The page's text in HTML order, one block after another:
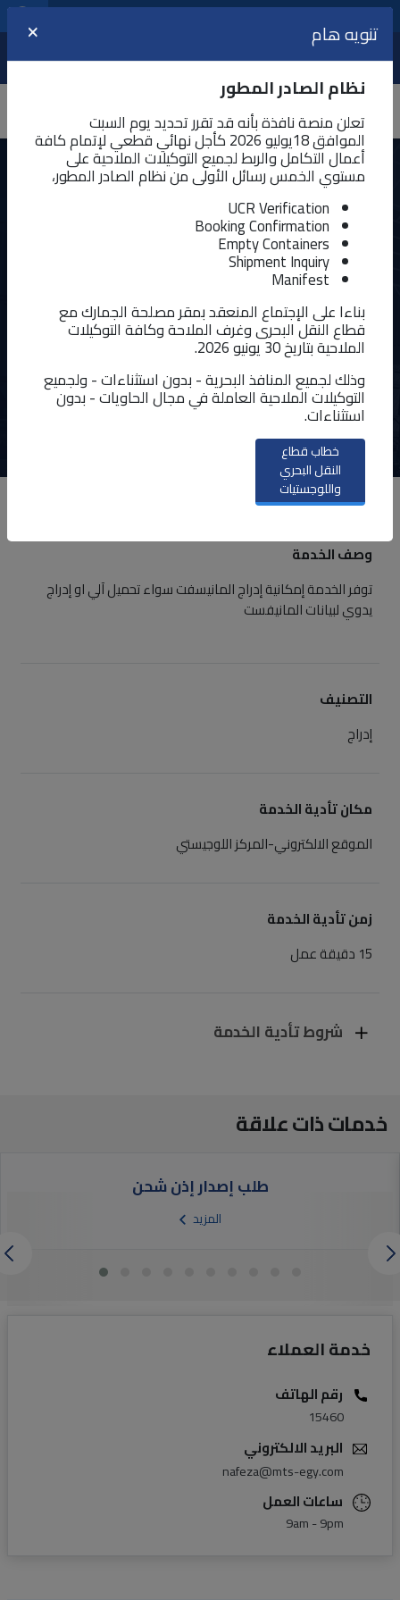
عرض
خدمة تقديم المانيفست
توفر الخدمة إمكانية إدراج المانيسفت سواء تحميل آلي او إدراج يدوي
لبيانات المانيفست
آخر تحديث : ٢٠/٦/٢٠٢٦ - ١١:٤١ ص
نظرة عامة
وصف الخدمة
توفر الخدمة إمكانية إدراج المانيسفت سواء تحميل آلي او إدراج
يدوي لبيانات المانيفست
التصنيف
إدراج
مكان تأدية الخدمة
الموقع الالكتروني-المركز اللوجيستي
زمن تأدية الخدمة
15 دقيقة عمل
شروط تأدية الخدمة
خدمات ذات علاقة
طلب إصدار إذن شحن
المزيد
خدمة العملاء
رقم الهاتف
15460
البريد الالكتروني
nafeza@mts-egy.com
ساعات العمل
9am - 9pm
تنويه هام ×
نظام الصادر المطور
تعلن منصة نافذة بأنه قد تقرر تحديد يوم السبت
الموافق 18يوليو 2026 كأجل نهائي قطعي لإتمام كافة
أعمال التكامل والربط لجميع التوكيلات الملاحية على
مستوي الخمس رسائل الأولى من نظام الصادر المطور،
UCR Verification
Booking Confirmation
Empty Containers
Shipment Inquiry
Manifest
بناءا على الإجتماع المنعقد بمقر مصلحة الجمارك مع
قطاع النقل البحرى وغرف الملاحة وكافة التوكيلات
الملاحية بتاريخ 30 يونيو 2026.
وذلك لجميع المنافذ البحرية - بدون استثناءات - ولجميع
التوكيلات الملاحية العاملة في مجال الحاويات - بدون
استثناءات.
خطاب قطاع
النقل البحري
واللوجستيات